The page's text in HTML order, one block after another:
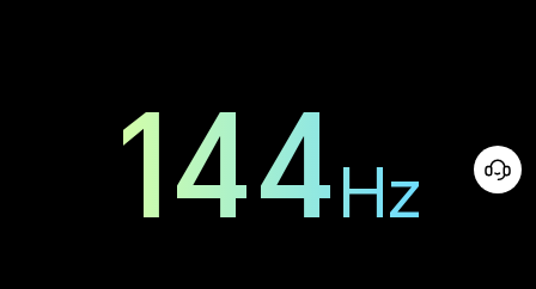
144Hz